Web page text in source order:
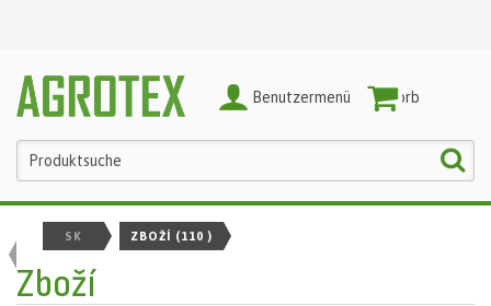
Warenkorb
Benutzermenü
SK ZBOŽÍ (110 )
Zboží